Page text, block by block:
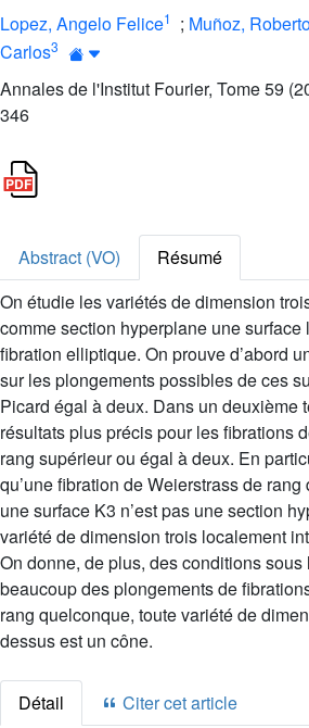
Lopez, Angelo Felice1 ; Muñoz,
Carlos3
Annales de l'Institut Fourier, Tome 59
346
Abstract (VO)
Résumé
On étudie les variétés de dimension
comme section hyperplane une surface
fibration elliptique. On prouve d’abord
sur les plongements possibles de ces
Picard égal à deux. Dans un deuxième
résultats plus précis pour les fibrations
rang supérieur ou égal à deux. En
qu’une fibration de Weierstrass de rang
une surface K3 n’est pas une section
variété de dimension trois localement
On donne, de plus, des conditions
beaucoup des plongements de
rang quelconque, toute variété de
dessus est un cône.
Détail Citer cet article